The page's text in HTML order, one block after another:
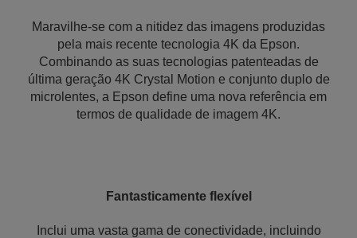
Maravilhe-se com a nitidez das imagens produzidas
pela mais recente tecnologia 4K da Epson.
Combinando as suas tecnologias patenteadas de
última geração 4K Crystal Motion e conjunto duplo de
microlentes, a Epson define uma nova referência em
termos de qualidade de imagem 4K.
Fantasticamente flexível
Inclui uma vasta gama de conectividade, incluindo